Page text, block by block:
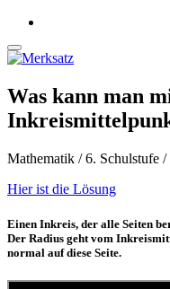
Was kann man
Mathematik / 6. Schulstufe
Hier ist die Lösung
Einen Inkreis, der alle Seiten
Der Radius geht vom
normal auf diese Seite.